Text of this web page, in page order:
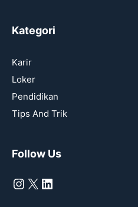
Kategori
Karir
Loker
Pendidikan
Tips And Trik
Follow Us
Instagram
X LinkedIn